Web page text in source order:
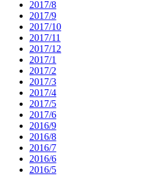
2017/8
2017/9
2017/10
2017/11
2017/12
2017/1
2017/2
2017/3
2017/4
2017/5
2017/6
2016/9
2016/8
2016/7
2016/6
2016/5